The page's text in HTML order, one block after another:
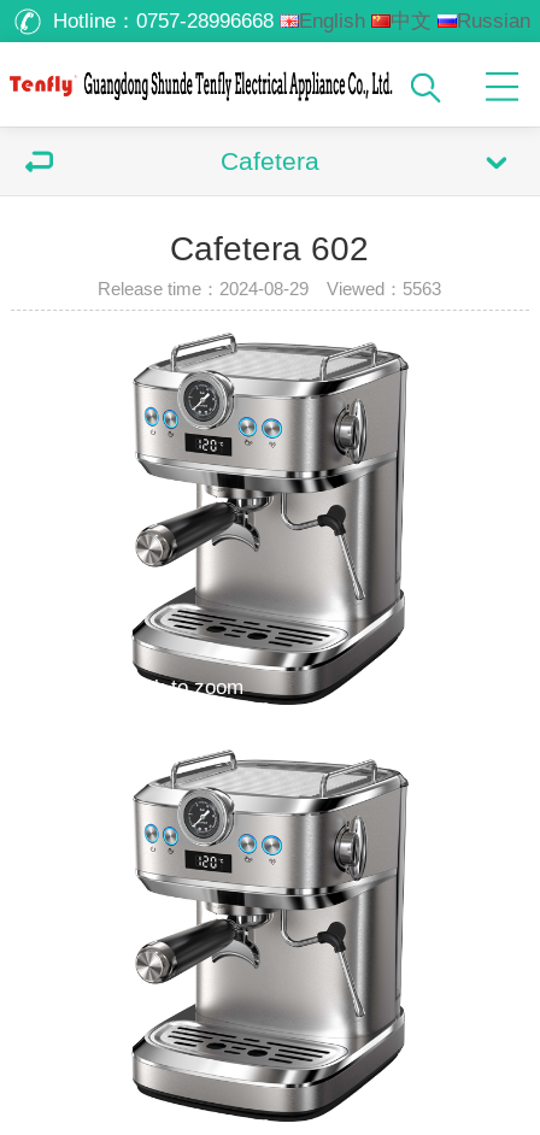
Hotline： 0757-28996668 English 中文
Russian
Cafetera
Cafetera 602
Release time：2024-08-29 Viewed： 5563
Double click to zoom